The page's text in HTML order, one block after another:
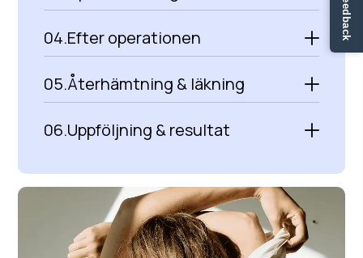
04.Efter operationen
05.Återhämtning & läkning
06.Uppföljning & resultat